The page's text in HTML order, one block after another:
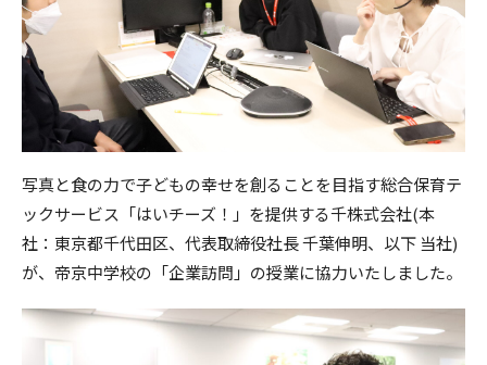
写真と食の力で子どもの幸せを創ることを目指す総合保育テ
ックサービス「はいチーズ！」を提供する千株式会社(本
社：東京都千代田区、代表取締役社長 千葉伸明、以下 当社)
が、帝京中学校の「企業訪問」の授業に協力いたしました。